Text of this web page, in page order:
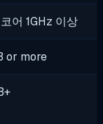
어 1GHz 이상
or more